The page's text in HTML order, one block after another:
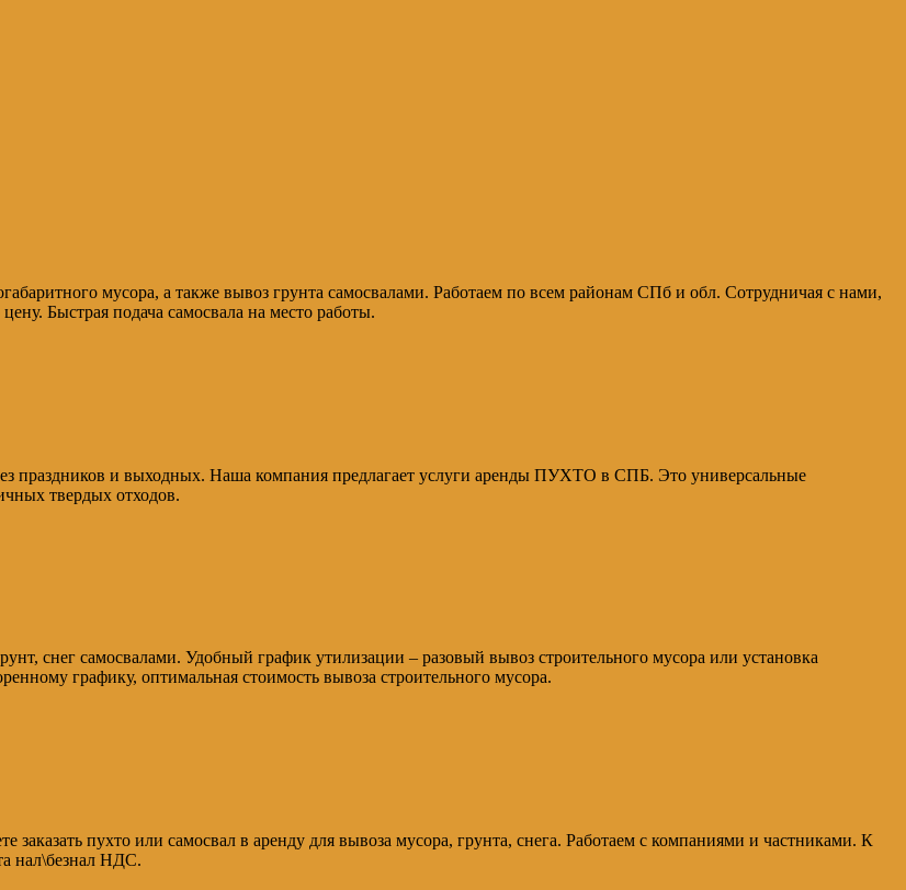
мусора, а также вывоз грунта самосвалами. Работаем по всем районам СПб и обл. Сотрудничая с нами,
Быстрая подача самосвала на место работы.
праздников и выходных. Наша компания предлагает услуги аренды ПУХТО в СПБ. Это универсальные
твердых отходов.
снег самосвалами. Удобный график утилизации – разовый вывоз строительного мусора или установка
графику, оптимальная стоимость вывоза строительного мусора.
пухто или самосвал в аренду для вывоза мусора, грунта, снега. Работаем с компаниями и частниками. К
нал\безнал НДС.